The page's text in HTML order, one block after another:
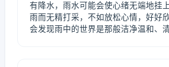
有降水，雨水可能会使心绪无端地挂
雨而无精打采，不如放松心情，好好
会发现雨中的世界是那般洁净温和、